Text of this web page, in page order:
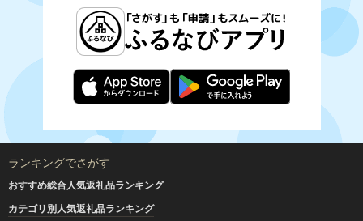
ランキングでさがす
おすすめ総合人気返礼品ランキング
カテゴリ別人気返礼品ランキング